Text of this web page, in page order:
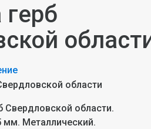
области.
Металлический.